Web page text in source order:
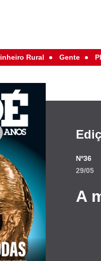
Rural Gente
Nº36
29/05
A